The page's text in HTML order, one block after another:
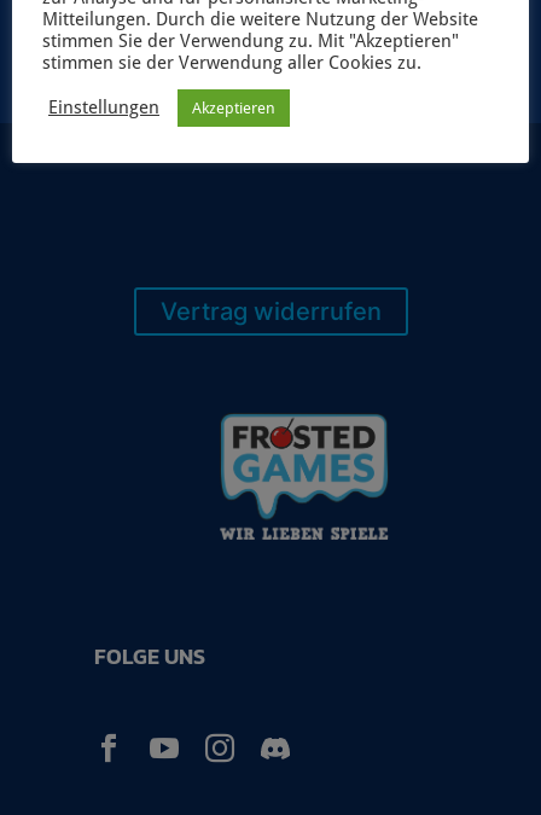
Vertrag widerrufen
FOLGE UNS
  
Mitteilungen. Durch die weitere Nutzung der Website
stimmen Sie der Verwendung zu. Mit "Akzeptieren"
stimmen sie der Verwendung aller Cookies zu.
Einstellungen Akzeptieren